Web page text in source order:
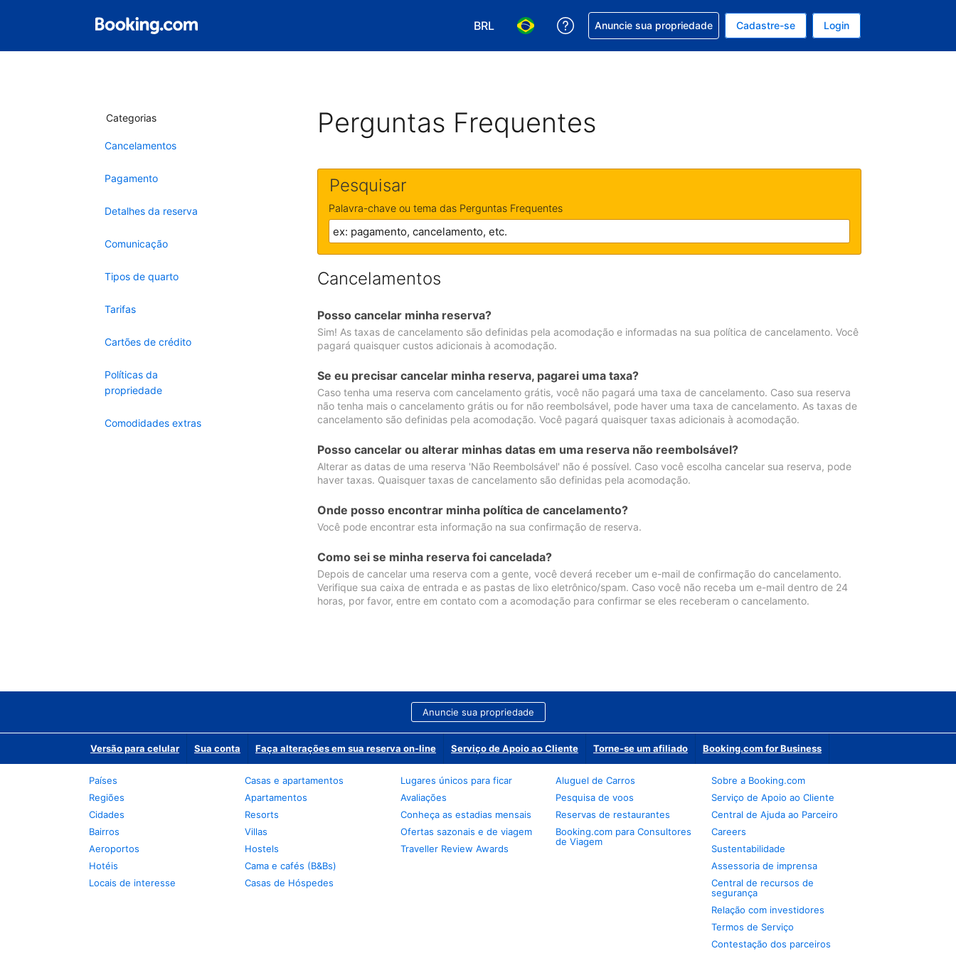
BRL
Escolha sua moeda. Atualmente, sua moeda é: Real
Escolha seu idioma. Atualmente, seu idioma é: Português (Brasil)
Receber ajuda com sua reserva
Anuncie sua propriedade Cadastre-se Login
Categorias
Cancelamentos
Pagamento
Detalhes da reserva
Comunicação
Tipos de quarto
Tarifas
Cartões de crédito
Políticas da
propriedade
Comodidades extras
Perguntas Frequentes
Pesquisar
Palavra-chave ou tema das Perguntas Frequentes
Cancelamentos
Posso cancelar minha reserva?
Sim! As taxas de cancelamento são definidas pela acomodação e informadas na sua política de cancelamento. Você
pagará quaisquer custos adicionais à acomodação.
Se eu precisar cancelar minha reserva, pagarei uma taxa?
Caso tenha uma reserva com cancelamento grátis, você não pagará uma taxa de cancelamento. Caso sua reserva
não tenha mais o cancelamento grátis ou for não reembolsável, pode haver uma taxa de cancelamento. As taxas de
cancelamento são definidas pela acomodação. Você pagará quaisquer taxas adicionais à acomodação.
Posso cancelar ou alterar minhas datas em uma reserva não reembolsável?
Alterar as datas de uma reserva 'Não Reembolsável' não é possível. Caso você escolha cancelar sua reserva, pode
haver taxas. Quaisquer taxas de cancelamento são definidas pela acomodação.
Onde posso encontrar minha política de cancelamento?
Você pode encontrar esta informação na sua confirmação de reserva.
Como sei se minha reserva foi cancelada?
Depois de cancelar uma reserva com a gente, você deverá receber um e-mail de confirmação do cancelamento.
Verifique sua caixa de entrada e as pastas de lixo eletrônico/spam. Caso você não receba um e-mail dentro de 24
horas, por favor, entre em contato com a acomodação para confirmar se eles receberam o cancelamento.
Anuncie sua propriedade
Versão para celular Sua conta Faça alterações em sua reserva on-line Serviço de Apoio ao Cliente Torne-se um afiliado Booking.com for Business
Países
Regiões
Cidades
Bairros
Aeroportos
Hotéis
Locais de interesse
Casas e apartamentos
Apartamentos
Resorts
Villas
Hostels
Cama e cafés (B&Bs)
Casas de Hóspedes
Lugares únicos para ficar
Avaliações
Conheça as estadias mensais
Ofertas sazonais e de viagem
Traveller Review Awards
Aluguel de Carros
Pesquisa de voos
Reservas de restaurantes
Booking.com para Consultores
de Viagem
Sobre a Booking.com
Serviço de Apoio ao Cliente
Central de Ajuda ao Parceiro
Careers
Sustentabilidade
Assessoria de imprensa
Central de recursos de
segurança
Relação com investidores
Termos de Serviço
Contestação dos parceiros